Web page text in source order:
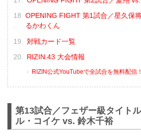
OPENING FIGHT 第1試合／星久保
るかわくん
対戦カード一覧
RIZIN.43 大会情報
RIZIN公式YouTubeで全試合を無料配信！
第13試合／フェザー級タイト
ル・コイケ vs. 鈴木千裕